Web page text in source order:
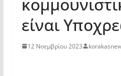
είναι
12 Νοεμβρίου 2023